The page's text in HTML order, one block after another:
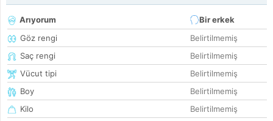
Arıyorum
Bir erkek
Göz rengi
Belirtilmemiş
Saç rengi
Belirtilmemiş
Vücut tipi
Belirtilmemiş
Boy
Belirtilmemiş
Kilo
Belirtilmemiş